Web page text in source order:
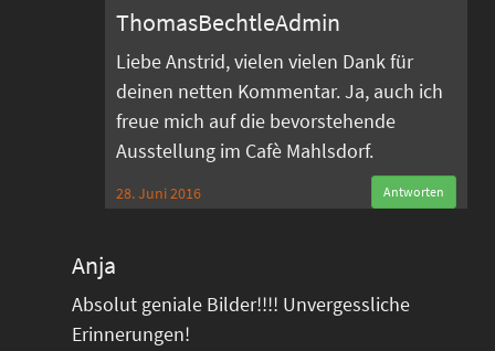
ThomasBechtleAdmin
Liebe Anstrid, vielen vielen Dank für
deinen netten Kommentar. Ja, auch ich
freue mich auf die bevorstehende
Ausstellung im Cafè Mahlsdorf.
28. Juni 2016 Antworten
Anja
Absolut geniale Bilder!!!! Unvergessliche
Erinnerungen!